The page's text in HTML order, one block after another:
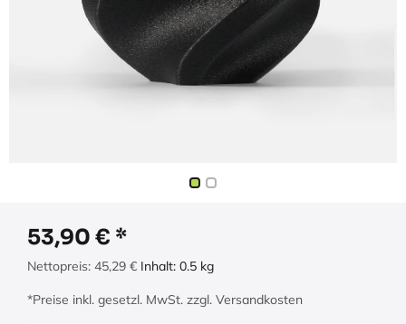
53,90 €
Nettopreis: 45,29 € Inhalt: 0.5 kg
*Preise inkl. gesetzl. MwSt. zzgl. Versandkosten